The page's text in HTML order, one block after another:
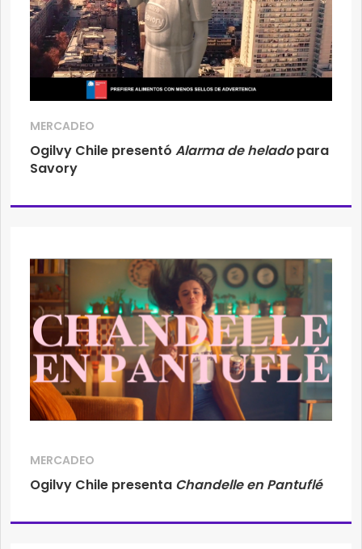
MERCADEO
Ogilvy Chile presentó Alarma de heladopara
Savory
MERCADEO
Ogilvy Chile presenta Chandelle en Pantuflé